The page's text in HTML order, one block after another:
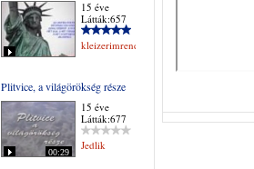
15 éve
Látták:657
kleizerimrene
Plitvice, a világörökség része
00:29
15 éve
Látták:677
Jedlik